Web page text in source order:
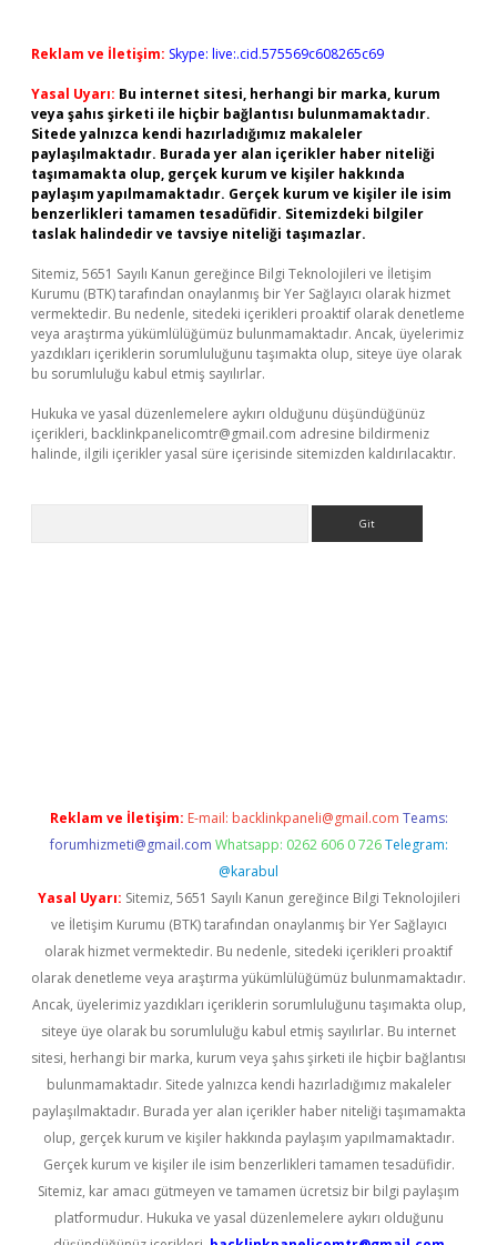
Reklam ve İletişim: Skype: live:.cid.575569c608265c69
Yasal Uyarı: Bu internet sitesi, herhangi bir marka, kurum
veya şahıs şirketi ile hiçbir bağlantısı bulunmamaktadır.
Sitede yalnızca kendi hazırladığımız makaleler
paylaşılmaktadır. Burada yer alan içerikler haber niteliği
taşımamakta olup, gerçek kurum ve kişiler hakkında
paylaşım yapılmamaktadır. Gerçek kurum ve kişiler ile isim
benzerlikleri tamamen tesadüfidir. Sitemizdeki bilgiler
taslak halindedir ve tavsiye niteliği taşımazlar.
Sitemiz, 5651 Sayılı Kanun gereğince Bilgi Teknolojileri ve İletişim
Kurumu (BTK) tarafından onaylanmış bir Yer Sağlayıcı olarak hizmet
vermektedir. Bu nedenle, sitedeki içerikleri proaktif olarak denetleme
veya araştırma yükümlülüğümüz bulunmamaktadır. Ancak, üyelerimiz
yazdıkları içeriklerin sorumluluğunu taşımakta olup, siteye üye olarak
bu sorumluluğu kabul etmiş sayılırlar.
Hukuka ve yasal düzenlemelere aykırı olduğunu düşündüğünüz
içerikleri, backlinkpanelicomtr@gmail.com adresine bildirmeniz
halinde, ilgili içerikler yasal süre içerisinde sitemizden kaldırılacaktır.
Reklam ve İletişim: E-mail: backlinkpaneli@gmail.com Teams:
forumhizmeti@gmail.com Whatsapp: 0262 606 0 726 Telegram:
@karabul
Yasal Uyarı: Sitemiz, 5651 Sayılı Kanun gereğince Bilgi Teknolojileri
ve İletişim Kurumu (BTK) tarafından onaylanmış bir Yer Sağlayıcı
olarak hizmet vermektedir. Bu nedenle, sitedeki içerikleri proaktif
olarak denetleme veya araştırma yükümlülüğümüz bulunmamaktadır.
Ancak, üyelerimiz yazdıkları içeriklerin sorumluluğunu taşımakta olup,
siteye üye olarak bu sorumluluğu kabul etmiş sayılırlar. Bu internet
sitesi, herhangi bir marka, kurum veya şahıs şirketi ile hiçbir bağlantısı
bulunmamaktadır. Sitede yalnızca kendi hazırladığımız makaleler
paylaşılmaktadır. Burada yer alan içerikler haber niteliği taşımamakta
olup, gerçek kurum ve kişiler hakkında paylaşım yapılmamaktadır.
Gerçek kurum ve kişiler ile isim benzerlikleri tamamen tesadüfidir.
Sitemiz, kar amacı gütmeyen ve tamamen ücretsiz bir bilgi paylaşım
platformudur. Hukuka ve yasal düzenlemelere aykırı olduğunu